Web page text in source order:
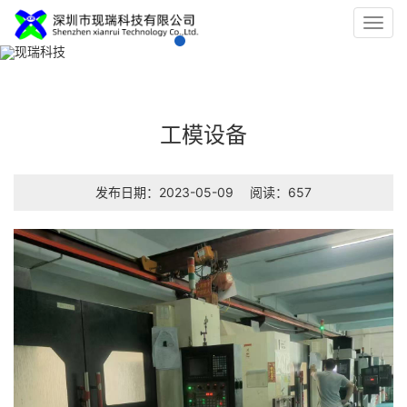
工模设备
发布日期：2023-05-09 阅读：657